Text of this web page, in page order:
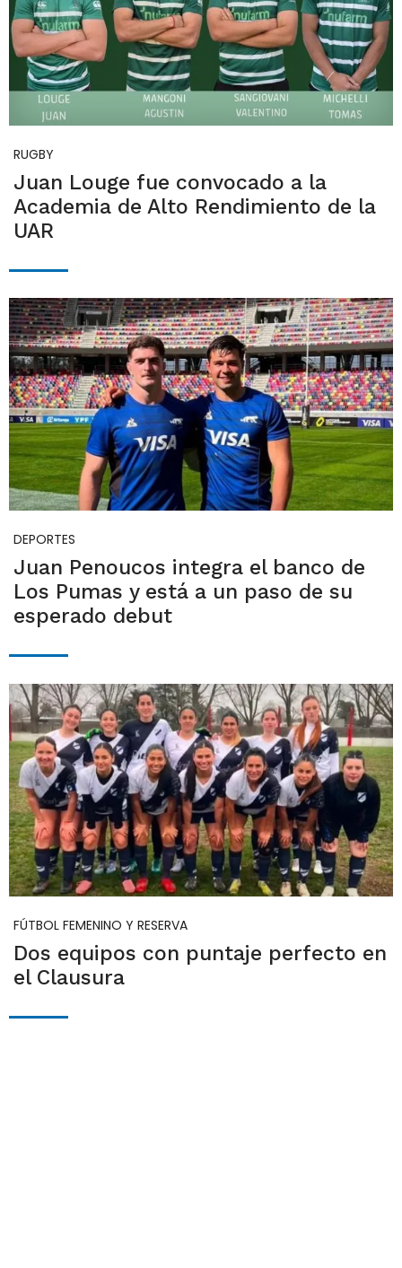
RUGBY
Juan Louge fue convocado a la
Academia de Alto Rendimiento de la
UAR
DEPORTES
Juan Penoucos integra el banco de
Los Pumas y está a un paso de su
esperado debut
FÚTBOL FEMENINO Y RESERVA
Dos equipos con puntaje perfecto en
el Clausura